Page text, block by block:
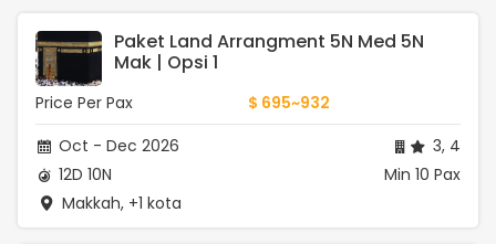
Paket Land Arrangment 5N Med 5N
Mak | Opsi 1
Price Per Pax
$ 695~932
Oct - Dec 2026
12D 10N
3, 4
Min 10 Pax
Makkah, +1 kota